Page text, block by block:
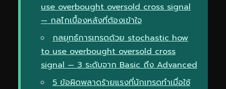
use overbought oversold cross signal
— กลไกเบื้องหลังที่ต้องเข้าใจ
กลยุทธ์การเทรดด้วย stochastic how
to use overbought oversold cross
signal — 3 ระดับจาก Basic ถึง Advanced
5 ข้อผิดพลาดร้ายแรงที่นักเทรดทำเมื่อใช้